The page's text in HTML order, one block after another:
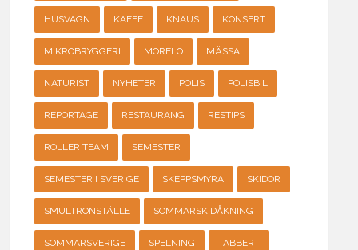
HUSVAGN KAFFE KNAUS KONSERT
MIKROBRYGGERI MORELO MÄSSA
NATURIST NYHETER POLIS POLISBIL
REPORTAGE RESTAURANG RESTIPS
ROLLER TEAM SEMESTER
SEMESTER I SVERIGE SKEPPSMYRA SKIDOR
SMULTRONSTÄLLE SOMMARSKIDÅKNING
SOMMARSVERIGE SPELNING TABBERT